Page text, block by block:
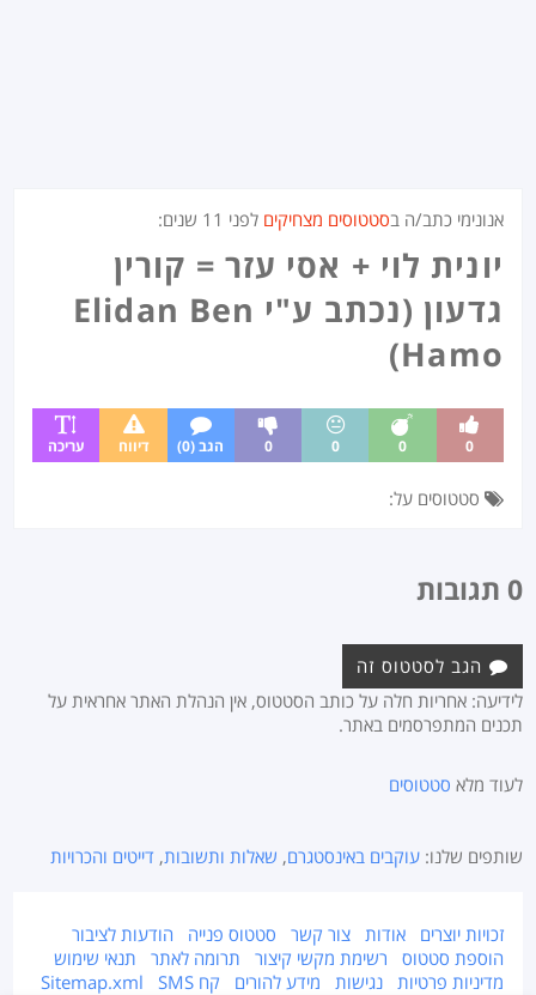
אנונימי כתב/ה בסטטוסים מצחיקים לפני 11 שנים :
יונית לוי + אסי עזר = קורין
גדעון (נכתב ע"י Elidan Ben
Hamo)
0
0
0
0 הגב (0) דיווח עריכה
סטטוסים על:
0 תגובות
הגב לסטטוס זה
לידיעה: אחריות חלה על כותב הסטטוס, אין הנהלת האתר אחראית על
תכנים המתפרסמים באתר.
לעוד מלא סטטוסים
שותפים שלנו:עוקבים באינסטגרם, שאלות ותשובות, דייטים והכרויות
זכויות יוצרים אודות צור קשר סטטוס פנייה
הודעות לציבור
הוספת סטטוס
רשימת מקשי קיצור תרומה לאתר
תנאי שימוש
מדיניות פרטיות
נגישות מידע להורים קח SMS Sitemap.xml